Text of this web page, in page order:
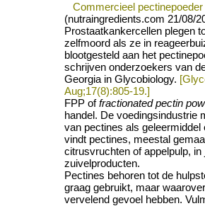
Commercieel
(nutraingredients.com 21/08/
Prostaatkankercellen plegen
zelfmoord als ze in
blootgesteld aan het
schrijven onderzoekers van
Georgia in Glycobiology.
Aug;17(8):805-19.]
FPP offractionated pectin
handel. De voedingsindustrie
van pectines als geleermiddel
vindt pectines, meestal
citrusvruchten of appelpulp,
zuivelproducten.
Pectines behoren tot de
graag gebruikt, maar
vervelend gevoel hebben.